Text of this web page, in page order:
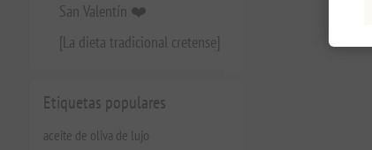
San Valentín ❤️
[La dieta tradicional cretense]
Etiquetas populares
aceite de oliva de lujo